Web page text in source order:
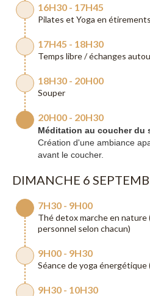
16H30 - 17H45
Pilates et Yoga en étirements
17H45 - 18H30
Temps libre / échanges
18H30 - 20H00
Souper
20H00 - 20H30
Méditation au coucher du
Création d'une ambiance
avant le coucher.
DIMANCHE 6
7H30 - 9H00
Thé detox marche en
personnel selon chacun)
9H00 - 9H30
Séance de yoga énergétique
9H30 - 10H30